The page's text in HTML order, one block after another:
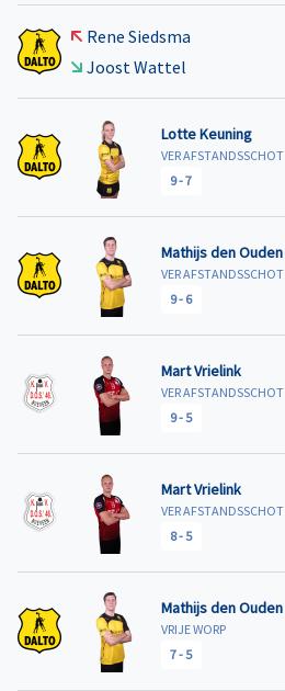
Rene Siedsma
Joost Wattel
Lotte Keuning
VER AFSTANDSSCHOT
9-7
Mathijs den Ouden
VER AFSTANDSSCHOT
9- 6
Mart Vrielink
VER AFSTANDSSCHOT
9-5
Mart Vrielink
VER AFSTANDSSCHOT
8-5
Mathijs den Ouden
VRIJE WORP
7-5